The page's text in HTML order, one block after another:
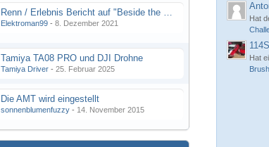
Renn / Erlebnis Bericht auf "Beside the Race"
Elektroman99 - 8. Dezember 2021
Tamiya TA08 PRO und DJI Drohne
Tamiya Driver - 25. Februar 2025
Die AMT wird eingestellt
sonnenblumenfuzzy - 14. November 2015
Hat
Hat